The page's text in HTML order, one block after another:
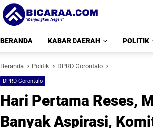
BERANDA KABAR DAERAH POLITIK
Beranda Politik DPRD Gorontalo
DPRD Gorontalo
Hari Pertama Reses,
Banyak Aspirasi,